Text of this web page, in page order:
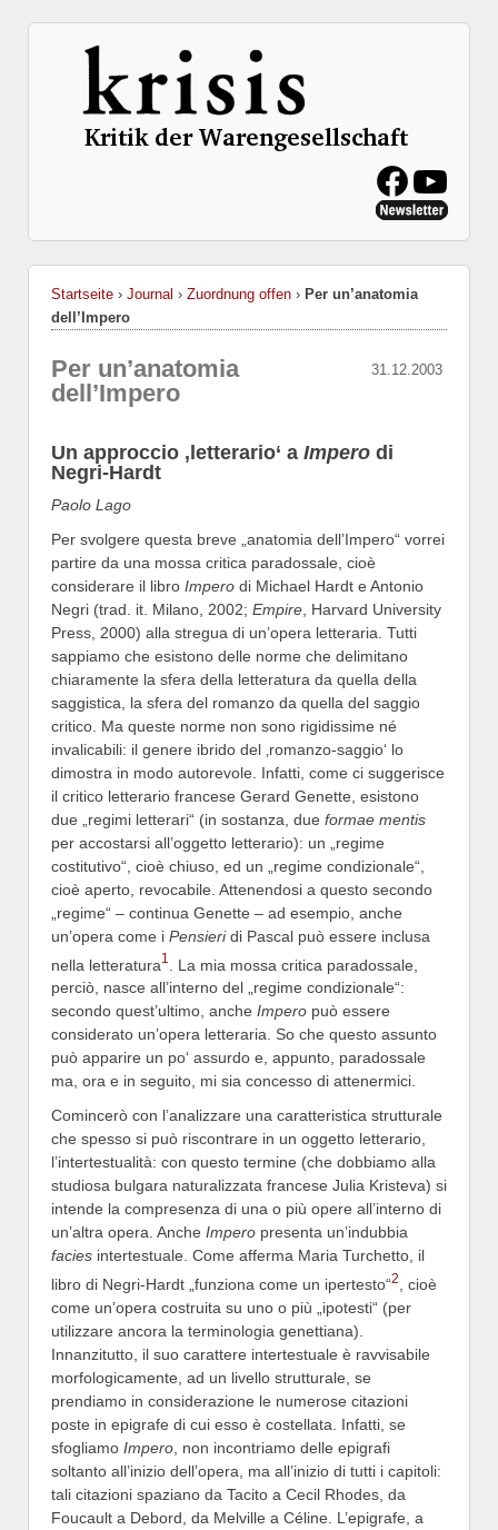
Startseite › Journal › Zuordnung offen › Per un’anatomia
dell’Impero
31.12.2003
Per un’anatomia
dell’Impero
Un approccio ‚letterario‘ a Impero di
Negri-Hardt
Paolo Lago
Per svolgere questa breve „anatomia dell’Impero“ vorrei
partire da una mossa critica paradossale, cioè
considerare il libro Impero di Michael Hardt e Antonio
Negri (trad. it. Milano, 2002; Empire , Harvard University
Press, 2000) alla stregua di un’opera letteraria. Tutti
sappiamo che esistono delle norme che delimitano
chiaramente la sfera della letteratura da quella della
saggistica, la sfera del romanzo da quella del saggio
critico. Ma queste norme non sono rigidissime né
invalicabili: il genere ibrido del ‚romanzo-saggio‘ lo
dimostra in modo autorevole. Infatti, come ci suggerisce
il critico letterario francese Gerard Genette, esistono
due „regimi letterari“ (in sostanza, due formae mentis
per accostarsi all’oggetto letterario): un „regime
costitutivo“, cioè chiuso, ed un „regime condizionale“,
cioè aperto, revocabile. Attenendosi a questo secondo
„regime“ – continua Genette – ad esempio, anche
un’opera come i Pensieridi Pascal può essere inclusa
nella letteratura1
. La mia mossa critica paradossale,
perciò, nasce all’interno del „regime condizionale“:
secondo quest’ultimo, anche Impero può essere
considerato un’opera letteraria. So che questo assunto
può apparire un po‘ assurdo e, appunto, paradossale
ma, ora e in seguito, mi sia concesso di attenermici.
Comincerò con l’analizzare una caratteristica strutturale
che spesso si può riscontrare in un oggetto letterario,
l’intertestualità: con questo termine (che dobbiamo alla
studiosa bulgara naturalizzata francese Julia Kristeva) si
intende la compresenza di una o più opere all’interno di
un’altra opera. Anche Impero presenta un’indubbia
facies intertestuale. Come afferma Maria Turchetto, il
libro di Negri-Hardt „funziona come un ipertesto“2
, cioè
come un’opera costruita su uno o più „ipotesti“ (per
utilizzare ancora la terminologia genettiana).
Innanzitutto, il suo carattere intertestuale è ravvisabile
morfologicamente, ad un livello strutturale, se
prendiamo in considerazione le numerose citazioni
poste in epigrafe di cui esso è costellata. Infatti, se
sfogliamo Impero , non incontriamo delle epigrafi
soltanto all’inizio dell’opera, ma all’inizio di tutti i capitoli:
tali citazioni spaziano da Tacito a Cecil Rhodes, da
Foucault a Debord, da Melville a Céline. L’epigrafe, a